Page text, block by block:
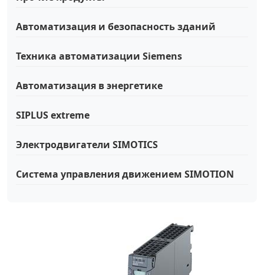
Автоматизация и безопасность зданий
Техника автоматизации Siemens
Автоматизация в энергетике
SIPLUS extreme
Электродвигатели SIMOTICS
Система управления движением SIMOTION